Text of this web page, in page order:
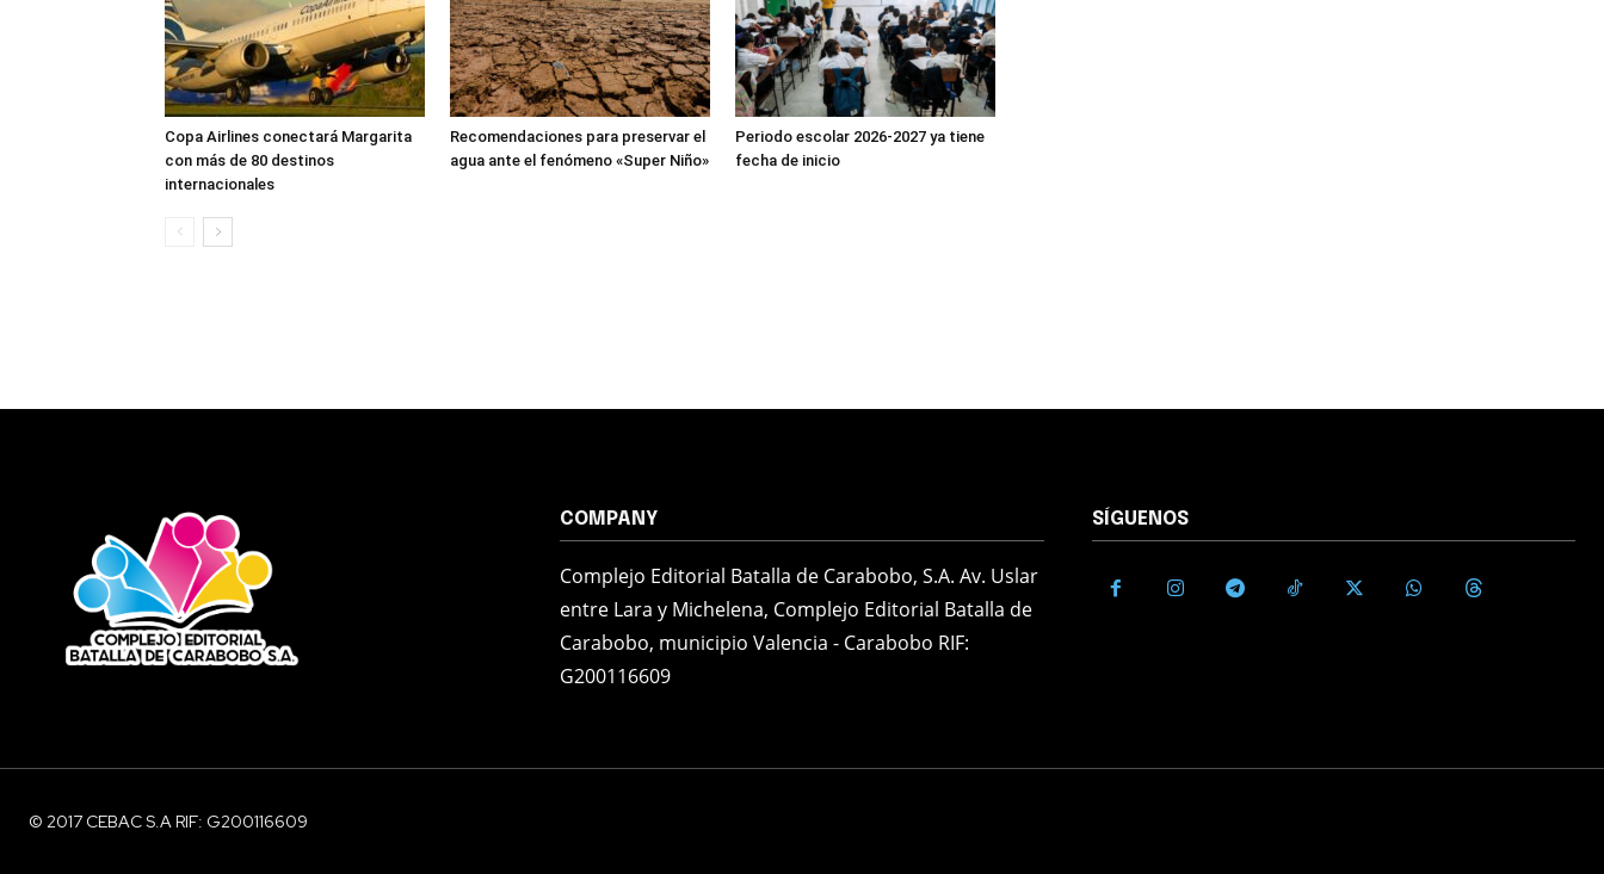
Copa Airlines conectará Margarita
con más de 80 destinos
internacionales
Recomendaciones para preservar el
agua ante el fenómeno «Super Niño»
Periodo escolar 2026-2027 ya tiene
fecha de inicio
COMPANY
Complejo Editorial Batalla de Carabobo, S.A. Av. Uslar
entre Lara y Michelena, Complejo Editorial Batalla de
Carabobo, municipio Valencia - Carabobo RIF:
G200116609
SÍGUENOS
© 2017 CEBAC S.A RIF: G200116609